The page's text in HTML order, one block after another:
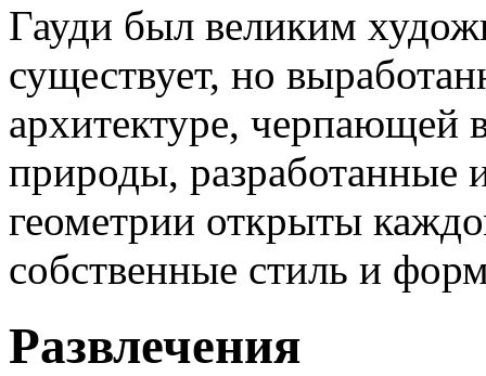
Гауди был великим
существует, но
архитектуре, черпающей
природы, разработанные
геометрии открыты
собственные стиль и
Развлечения